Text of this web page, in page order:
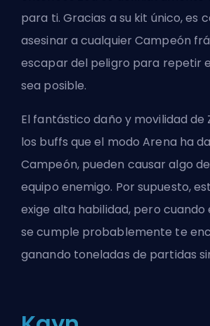
para ti. Gracias a su kit único, es
asesinar a cualquier Campeón
escapar del peligro para repetir
sea posible.
El fantástico daño y movilidad de
los buffs que el modo Arena ha
Campeón, pueden causar algo
equipo enemigo. Por supuesto,
exige alta habilidad, pero cuando
se cumple probablemente te
ganando toneladas de partidas